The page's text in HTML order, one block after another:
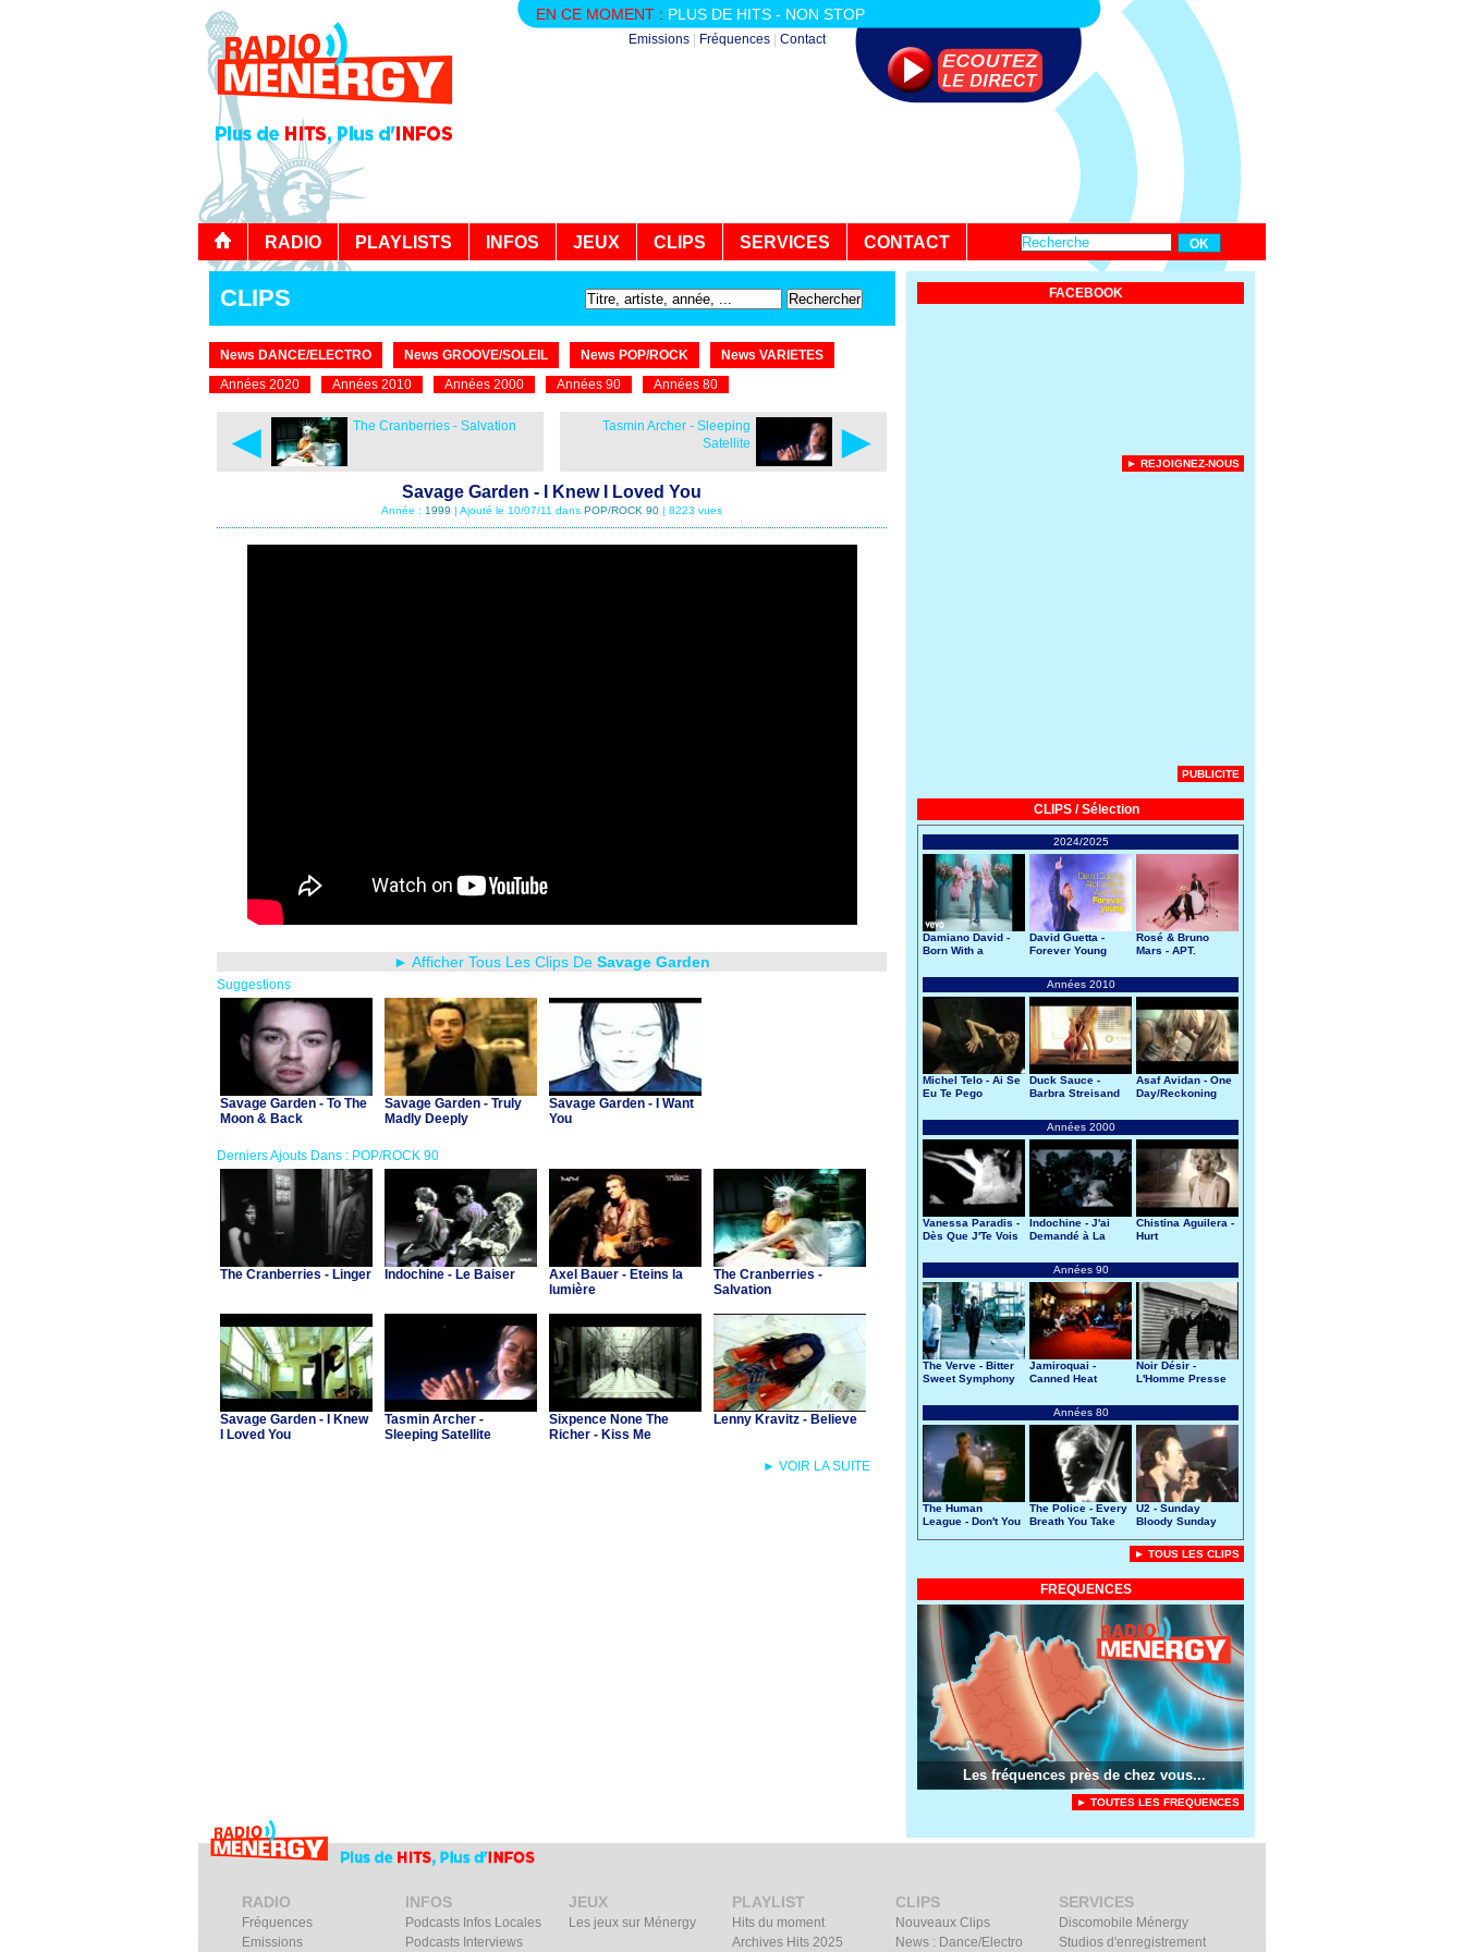
EN CE MOMENT : PLUS DE HITS - NON STOP
Emissions Fréquences Contact
RADIO PLAYLISTS INFOS JEUX CLIPS SERVICES CONTACT
CLIPS
News DANCE/ELECTRO News GROOVE/SOLEIL News POP/ROCK
News VARIETES
Années 2020
Années 2010 Années 2000 Années 90 Années 80
◄ The Cranberries - Salvation ►
Tasmin Archer - Sleeping
Satellite
Savage Garden - I Knew I Loved You
Année : 1999 | Ajouté le 10/07/11 dans POP/ROCK 90 | 8223 vues
► Afficher Tous Les Clips De Savage Garden
Suggestions
Savage Garden - To The
Moon & Back
Savage Garden - Truly
Madly Deeply
Savage Garden - I Want
You
Derniers Ajouts Dans : POP/ROCK 90
The Cranberries - Linger Indochine - Le Baiser
Axel Bauer - Eteins la
lumière
The Cranberries -
Salvation
Savage Garden - I Knew
I Loved You
Tasmin Archer -
Sleeping Satellite
Sixpence None The
Richer - Kiss Me
Lenny Kravitz - Believe
► VOIR LA SUITE
FACEBOOK
► REJOIGNEZ-NOUS
PUBLICITE
CLIPS / Sélection
2024/2025
Damiano David -
Born With a
David Guetta -
Forever Young
Rosé & Bruno
Mars - APT.
Années 2010
Michel Telo - Ai Se
Eu Te Pego
Duck Sauce -
Barbra Streisand
Asaf Avidan - One
Day/Reckoning
Années 2000
Vanessa Paradis -
Dès Que J'Te Vois
Indochine - J'ai
Demandé à La
Chistina Aguilera -
Hurt
Années 90
The Verve - Bitter
Sweet Symphony
Jamiroquai -
Canned Heat
Noir Désir -
L'Homme Presse
Années 80
The Human
League - Don't You
The Police - Every
Breath You Take
U2 - Sunday
Bloody Sunday
► TOUS LES CLIPS
FREQUENCES
Les fréquences près de chez vous...
► TOUTES LES FREQUENCES
RADIO
Fréquences
Emissions
INFOS
Podcasts Infos Locales
Podcasts Interviews
JEUX
Les jeux sur Ménergy
PLAYLIST
Hits du moment
Archives Hits 2025
CLIPS
Nouveaux Clips
News : Dance/Electro
SERVICES
Discomobile Ménergy
Studios d'enregistrement